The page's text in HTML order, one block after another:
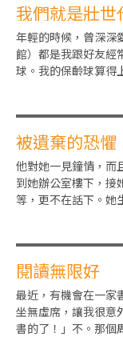
我們就是壯世
年輕的時候，曾深深
館）都是我跟好友經
球。我的保齡球算得
被遺棄的恐懼
他對她一見鐘情，而
到她辦公室樓下，
等，更不在話下。她
閱讀無限好
最近，有機會在一家
坐無虛席，讓我很意
書的了！」不。那個